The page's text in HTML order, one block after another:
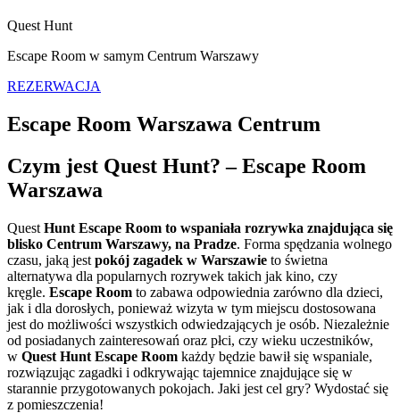
Quest Hunt
Escape Room w samym Centrum Warszawy
REZERWACJA
Escape Room Warszawa Centrum
Czym jest Quest Hunt? – Escape Room
Warszawa
Quest Hunt Escape Room to wspaniała rozrywka znajdująca się
blisko Centrum Warszawy, na Pradze. Forma spędzania wolnego
czasu, jaką jest pokój zagadek w Warszawie to świetna
alternatywa dla popularnych rozrywek takich jak kino, czy
kręgle. Escape Room to zabawa odpowiednia zarówno dla dzieci,
jak i dla dorosłych, ponieważ wizyta w tym miejscu dostosowana
jest do możliwości wszystkich odwiedzających je osób. Niezależnie
od posiadanych zainteresowań oraz płci, czy wieku uczestników,
w Quest Hunt Escape Room każdy będzie bawił się wspaniale,
rozwiązując zagadki i odkrywając tajemnice znajdujące się w
starannie przygotowanych pokojach. Jaki jest cel gry? Wydostać się
z pomieszczenia!